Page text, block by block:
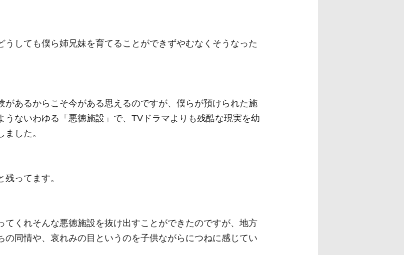
うしても僕ら姉兄妹を育てることができずやむなくそうなった
があるからこそ今がある思えるのですが、僕らが預けられた施
うないわゆる「悪徳施設」で、TVドラマよりも残酷な現実を幼
した。
ってます。
てくれそんな悪徳施設を抜け出すことができたのですが、地方
の同情や、哀れみの目というのを子供ながらにつねに感じてい